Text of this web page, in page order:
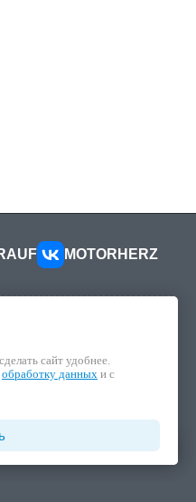
MOTORHERZ
сайт удобнее.
обработку данных и с